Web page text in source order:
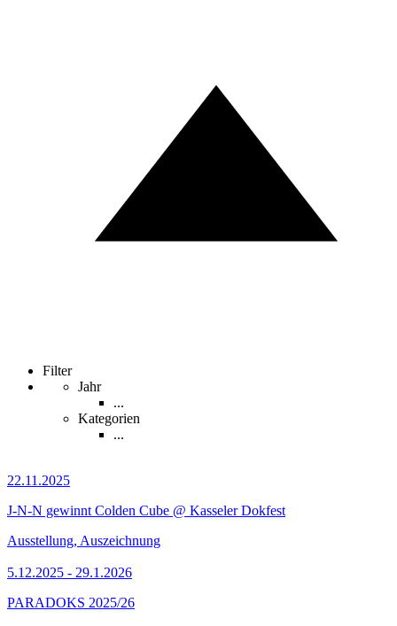
Filter
Jahr
...
Kategorien
...
22.11.2025
J-N-N gewinnt Colden Cube @ Kasseler Dokfest
Ausstellung, Auszeichnung
5.12.2025 - 29.1.2026
PARADOKS 2025/26